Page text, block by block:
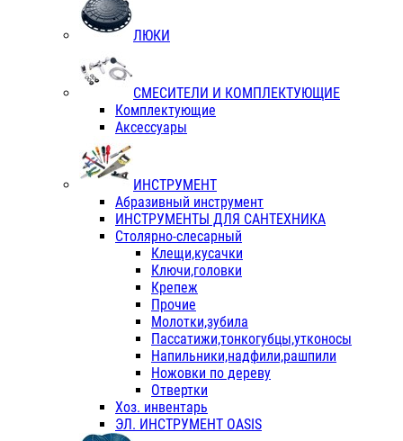
ЛЮКИ
СМЕСИТЕЛИ И КОМПЛЕКТУЮЩИЕ
Комплектующие
Аксессуары
ИНСТРУМЕНТ
Абразивный инструмент
ИНСТРУМЕНТЫ ДЛЯ САНТЕХНИКА
Столярно-слесарный
Клещи,кусачки
Ключи,головки
Крепеж
Прочие
Молотки,зубила
Пассатижи,тонкогубцы,утконосы
Напильники,надфили,рашпили
Ножовки по дереву
Отвертки
Хоз. инвентарь
ЭЛ. ИНСТРУМЕНТ OASIS